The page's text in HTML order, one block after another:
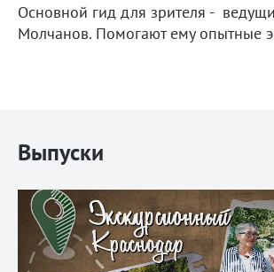
Основной гид для зрителя -
Молчанов. Помогают ему опытные
Выпуски